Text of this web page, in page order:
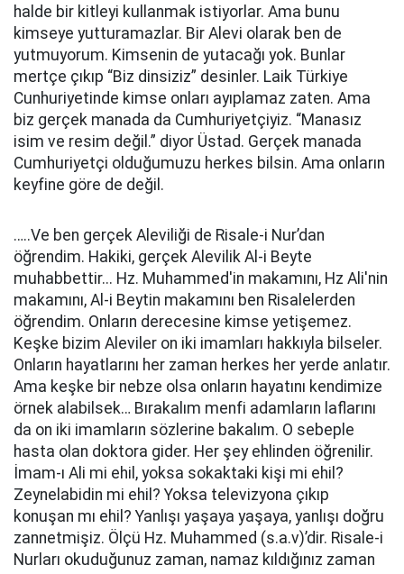
halde bir kitleyi kullanmak istiyorlar. Ama bunu
kimseye yutturamazlar. Bir Alevi olarak ben de
yutmuyorum. Kimsenin de yutacağı yok. Bunlar
mertçe çıkıp “Biz dinsiziz” desinler. Laik Türkiye
Cunhuriyetinde kimse onları ayıplamaz zaten. Ama
biz gerçek manada da Cumhuriyetçiyiz. “Manasız
isim ve resim değil.” diyor Üstad. Gerçek manada
Cumhuriyetçi olduğumuzu herkes bilsin. Ama onların
keyfine göre de değil.
…..Ve ben gerçek Aleviliği de Risale-i Nur’dan
öğrendim. Hakiki, gerçek Alevilik Al-i Beyte
muhabbettir... Hz. Muhammed'in makamını, Hz Ali'nin
makamını, Al-i Beytin makamını ben Risalelerden
öğrendim. Onların derecesine kimse yetişemez.
Keşke bizim Aleviler on iki imamları hakkıyla bilseler.
Onların hayatlarını her zaman herkes her yerde anlatır.
Ama keşke bir nebze olsa onların hayatını kendimize
örnek alabilsek… Bırakalım menfi adamların laflarını
da on iki imamların sözlerine bakalım. O sebeple
hasta olan doktora gider. Her şey ehlinden öğrenilir.
İmam-ı Ali mi ehil, yoksa sokaktaki kişi mi ehil?
Zeynelabidin mi ehil? Yoksa televizyona çıkıp
konuşan mı ehil? Yanlışı yaşaya yaşaya, yanlışı doğru
zannetmişiz. Ölçü Hz. Muhammed (s.a.v)’dir. Risale-i
Nurları okuduğunuz zaman, namaz kıldığınız zaman